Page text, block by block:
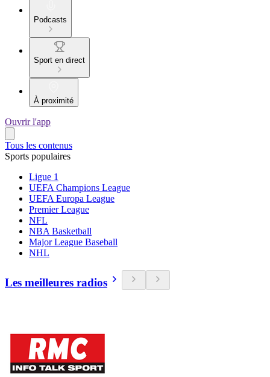
Podcasts
Sport en direct
À proximité
Ouvrir l'app
Tous les contenus
Sports populaires
Ligue 1
UEFA Champions League
UEFA Europa League
Premier League
NFL
NBA Basketball
Major League Baseball
NHL
Les meilleures radios